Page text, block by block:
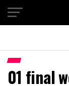
01 final